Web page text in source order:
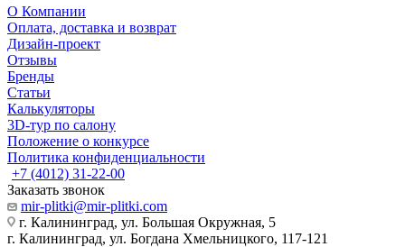
О Компании
Оплата, доставка и возврат
Дизайн-проект
Отзывы
Бренды
Статьи
Калькуляторы
3D-тур по салону
Положение о конкурсе
Политика конфиденциальности
+7 (4012) 31-22-00
Заказать звонок
mir-plitki@mir-plitki.com
г. Калининград, ул. Большая Окружная, 5
г. Калининград, ул. Богдана Хмельницкого, 117-121